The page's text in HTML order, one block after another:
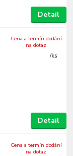
Detail
/ks
Cena a termín dodání
na dotaz
Detail
Cena a termín dodání
na dotaz